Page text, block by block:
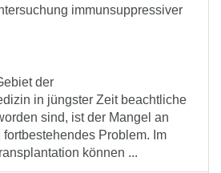
immunsuppressiver
der
in jüngster Zeit beachtliche
sind, ist der Mangel an
Problem. Im
können ...